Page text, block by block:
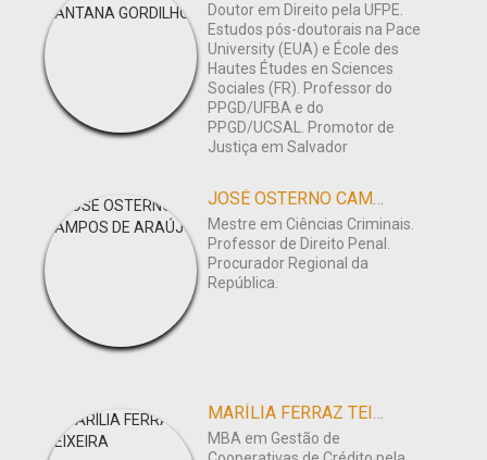
Doutor em Direito pela UFPE.
Estudos pós-doutorais na Pace
University (EUA) e École des
Hautes Études en Sciences
Sociales (FR). Professor do
PPGD/UFBA e do
PPGD/UCSAL. Promotor de
Justiça em Salvador
JOSÉ OSTERNO CAMPOS DE ARAÚJO
Mestre em Ciências Criminais.
Professor de Direito Penal.
Procurador Regional da
República.
MARÍLIA FERRAZ TEIXEIRA
MBA em Gestão de